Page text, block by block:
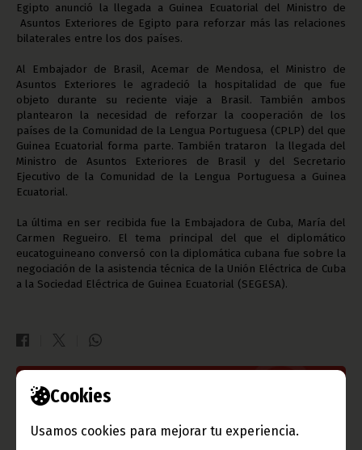
Cookies
Usamos cookies para mejorar tu experiencia.
Egipto anunció la llegada a Guinea Ecuatorial del Ministro de
Asuntos Exteriores de Egipto para reforzar más las relaciones
bilaterales entre los dos países.
Al Embajador de Brasil, Acemar de Mendosa, el Ministro de
Asuntos Exteriores le agradeció la hospitalidad de que fue
objeto durante su reciente viaje a Brasil. También ambos
plantearon la necesidad de reforzar la cooperación de los
países de la Comunidad de la Lengua Portuguesa (CPLP) del que
Guinea Ecuatorial forma parte. También trataron la llegada del
Ministro de Asuntos Exteriores de Brasil y del Secretario
Ejecutivo de la Comunidad de la Lengua Portuguesa a Guinea
Ecuatorial.
La última en ser recibida fue la Embajadora de Cuba, María del
Carmen Regueiro. El tema principal del que el diplomático
eucatoguineano conversó con la diplomática cubana fue sobre la
negociación de la asistencia técnica de la Unión Eléctrica de Cuba
a la Sociedad Eléctrica de Guinea Ecuatorial (SEGESA).
Gobierno e Instituciones